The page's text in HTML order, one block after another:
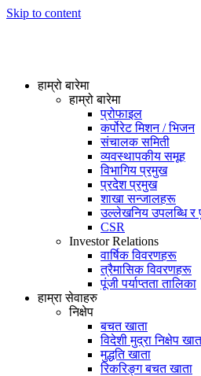
Skip to content
हाम्रो बारेमा
हाम्रो बारेमा
प्रोफाइल
कर्पोरेट मिशन / भिजन
संचालक समिती
व्यवस्थापकीय समूह
विभागिय प्रमुख
प्रदेश प्रमुख
शाखा सन्जालहरू
उल्लेखनिय उपलब्धि र
CSR
Investor Relations
वार्षिक विवरणहरू
त्रैमासिक विवरणहरू
पूंजी पर्याप्तता तालिका
हाम्रा सेवाहरु
निक्षेप
बचत खाता
विदेशी मुद्रा निक्षेप
मुद्धति खाता
रिकरिङ्ग बचत खाता